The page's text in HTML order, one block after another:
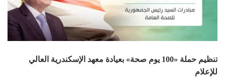
تنظيم حملة «100 يوم صحة» بعيادة معهد الإسكندرية العالي
للإعلام